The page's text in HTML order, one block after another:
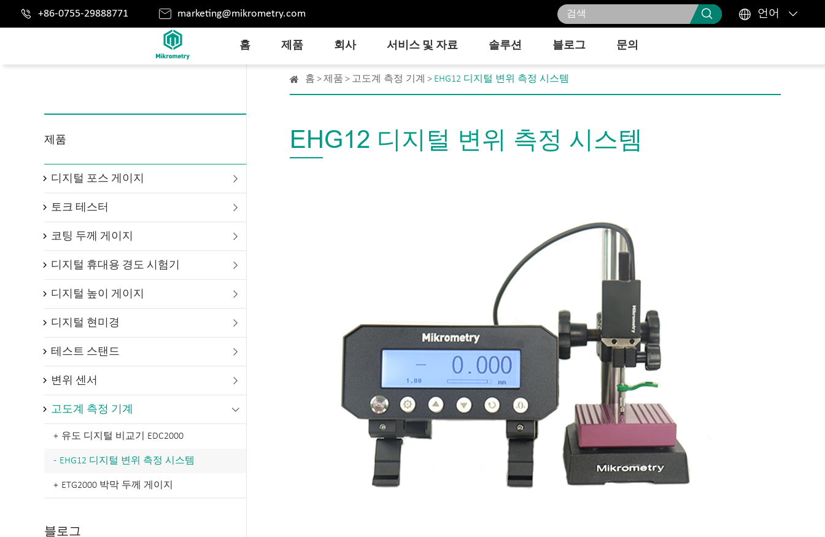
 +86-0755-29888771  marketing@mikrometry.com   언어 
홈 제품 회사 서비스 및 자료 솔루션 블로그 문의
제품
 디지털 포스 게이지
 토크 테스터
 코팅 두께 게이지
 디지털 휴대용 경도 시험기
 디지털 높이 게이지
 디지털 현미경
 테스트 스탠드
 변위 센서
 고도계 측정 기계
유도 디지털 비교기 EDC2000
EHG12 디지털 변위 측정 시스템
ETG2000 박막 두께 게이지
블로그
홈 제품 고도계 측정 기계 EHG12 디지털 변위 측정 시스템
EHG12 디지털 변위 측정 시스템